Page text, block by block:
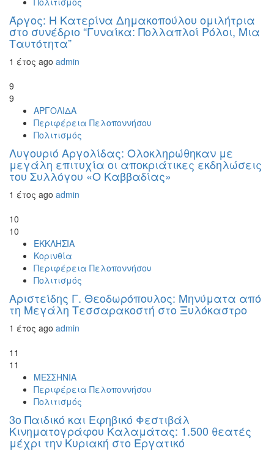
Άργος: Η Κατερίνα Δημακοπούλου ομιλήτρια
στο συνέδριο “Γυναίκα: Πολλαπλοί Ρόλοι, Μια
Ταυτότητα”
1 έτος ago admin
9
9
ΑΡΓΟΛΙΔΑ
Περιφέρεια Πελοποννήσου
Πολιτισμός
Λυγουριό Αργολίδας: Ολοκληρώθηκαν με
μεγάλη επιτυχία οι αποκριάτικες εκδηλώσεις
του Συλλόγου «Ο Καββαδίας»
1 έτος ago admin
10
10
ΕΚΚΛΗΣΙΑ
Κορινθία
Περιφέρεια Πελοποννήσου
Πολιτισμός
Αριστείδης Γ. Θεοδωρόπουλος: Μηνύματα από
τη Μεγάλη Τεσσαρακοστή στο Ξυλόκαστρο
1 έτος ago admin
11
11
ΜΕΣΣΗΝΙΑ
Περιφέρεια Πελοποννήσου
Πολιτισμός
3ο Παιδικό και Εφηβικό Φεστιβάλ
Κινηματογράφου Καλαμάτας: 1.500 θεατές
μέχρι την Κυριακή στο Εργατικό